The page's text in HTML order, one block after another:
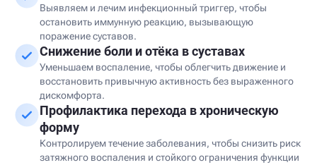
Выявляем и лечим инфекционный триггер, чтобы
остановить иммунную реакцию, вызывающую
поражение суставов.
Снижение боли и отёка в суставах
Уменьшаем воспаление, чтобы облегчить движение и
восстановить привычную активность без выраженного
дискомфорта.
Профилактика перехода в хроническую
форму
Контролируем течение заболевания, чтобы снизить риск
затяжного воспаления и стойкого ограничения функции